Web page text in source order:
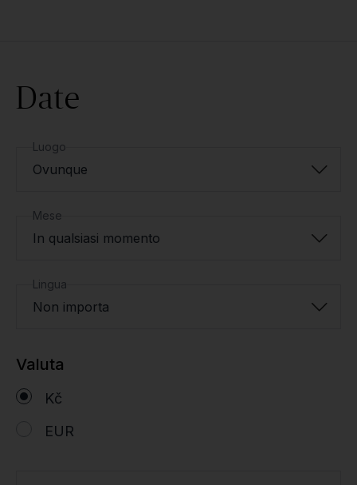
Date
Luogo
Ovunque
Mese
In qualsiasi momento
Lingua
Non importa
Valuta
Kč
EUR